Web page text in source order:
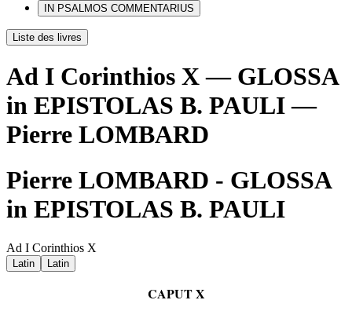
IN PSALMOS COMMENTARIUS
Liste des livres
Ad I Corinthios X — GLOSSA
in EPISTOLAS B. PAULI —
Pierre LOMBARD
Pierre LOMBARD - GLOSSA
in EPISTOLAS B. PAULI
Ad I Corinthios X
Latin Latin
CAPUT X